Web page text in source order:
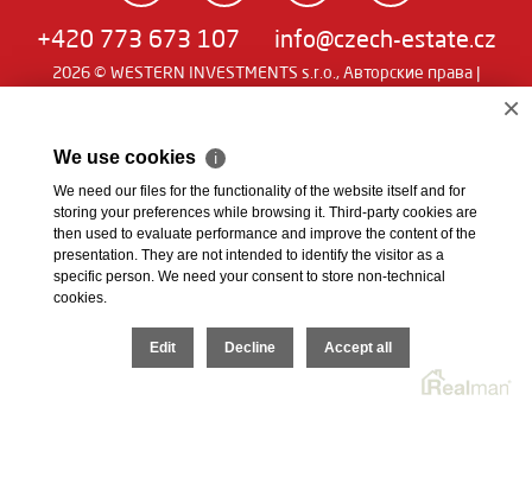
+420 773 673 107 info@czech-estate.cz
2026 © WESTERN INVESTMENTS s.r.o., Авторские права |
×
We use cookies ℹ
We need our files for the functionality of the website itself and for
storing your preferences while browsing it. Third-party cookies are
then used to evaluate performance and improve the content of the
presentation. They are not intended to identify the visitor as a
specific person. We need your consent to store non-technical
cookies.
Edit Decline Accept all